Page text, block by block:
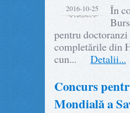
2016-10-25
În
pentru
completările din
cun... Detalii...
Concurs
Mondială a